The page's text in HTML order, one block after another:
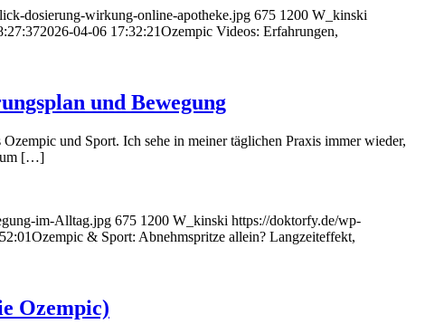
dosierung-wirkung-online-apotheke.jpg 675 1200 W_kinski
2026-04-06 17:32:21Ozempic Videos: Erfahrungen,
und Bewegung
und Sport. Ich sehe in meiner täglichen Praxis immer wieder,
[…]
im-Alltag.jpg 675 1200 W_kinski https://doktorfy.de/wp-
Ozempic & Sport: Abnehmspritze allein? Langzeiteffekt,
Ozempic)